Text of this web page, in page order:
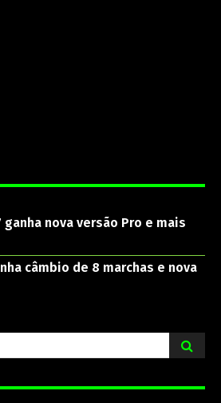
ganha nova versão Pro e mais
câmbio de 8 marchas e nova